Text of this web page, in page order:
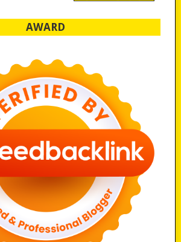
AWARD